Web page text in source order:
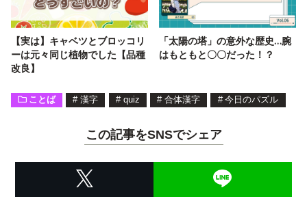
【実は】キャベツとブロッコリ
ーは元々同じ植物でした【品種
改良】
「太陽の塔」の意外な歴史…腕
はもともと〇〇だった！？
ことば # 漢字 # quiz # 合体漢字 # 今日のパズル
この記事をSNSでシェア